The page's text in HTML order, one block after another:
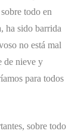
todo en
ha sido barrida
no está mal
de nieve y
para todos
sobre todo